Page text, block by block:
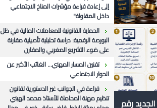
إلى إعادة قراءة مؤشرات المناخ الاجتماعي
داخل المقاولة"
الحماية القانونية للمعاملات المالية في ظل
البورصة الرقمية: دراسة تحليلية تأصيلية مقارنة
على ضوء التشريع المغربي والمقارن
تقنين المسار المهني... الغائب الأكبر عن
الحوار الاجتماعي
قراءة في الجوانب غير الدستورية لقانون
تنظيم مهنة المحاماة للأستاذ محمد الهيني
رقم